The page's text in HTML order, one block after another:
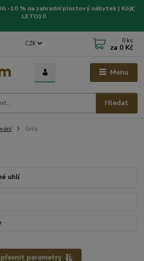
-10 % na zahradní plastový nábytek | Kód:
LETO10
Menu
CZK
Hledat
0 ks
za 0 Kč
Grily
uhlí
parametry